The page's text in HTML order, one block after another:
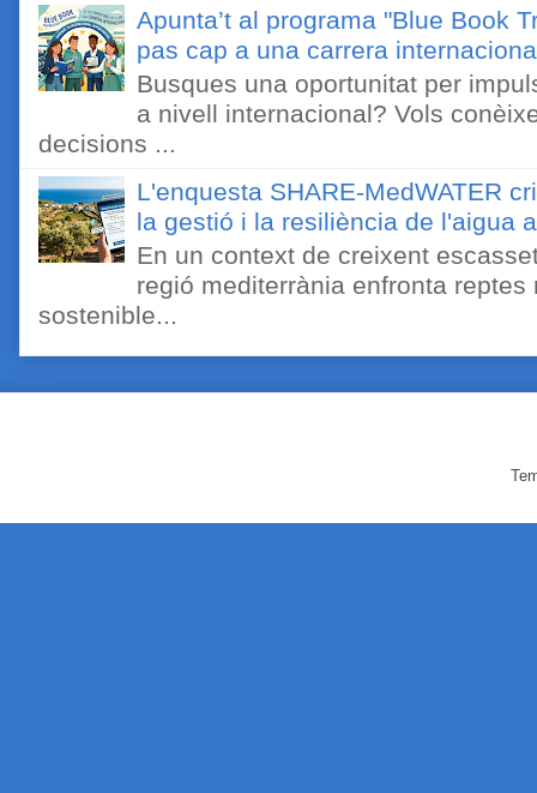
Apunta’t al programa "Blue Book
pas cap a una carrera
Busques una oportunitat per
a nivell internacional? Vols
decisions ...
L'enquesta SHARE-MedWATER
la gestió i la resiliència de l'aigua
En un context de creixent
regió mediterrània enfronta
sostenible...